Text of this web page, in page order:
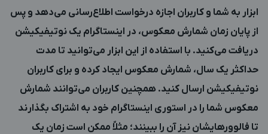
ابزار به شما و کاربران اجازه درخواست اطلاع‌رسانی می‌دهد و پس
از پایان زمان شمارش معکوس، در اینستاگرام یک نوتیفیکیشن
دریافت می‌کنید. با استفاده از این ابزار می‌توانید تا مدت
حداکثر یک سال، شمارش معکوس ایجاد کرده و برای کاربران
نوتیفیکیشن ارسال کنید. همچنین کاربران می‌توانند شمارش
معکوس شما را در استوری اینستاگرام خود به اشتراک بگذارند
تا فالوورهایشان نیز آن را ببینند؛ مثلاً ممکن است زمان یک